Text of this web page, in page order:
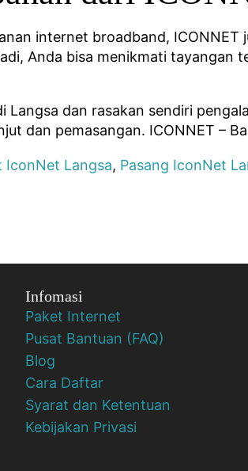
internet broadband, ICONNET
Anda bisa menikmati tayangan
Langsa dan rasakan sendiri
dan pemasangan. ICONNET –
IconNet Langsa, Pasang IconNet
Infomasi
Paket Internet
Pusat Bantuan (FAQ)
Blog
Cara Daftar
Syarat dan Ketentuan
Kebijakan Privasi